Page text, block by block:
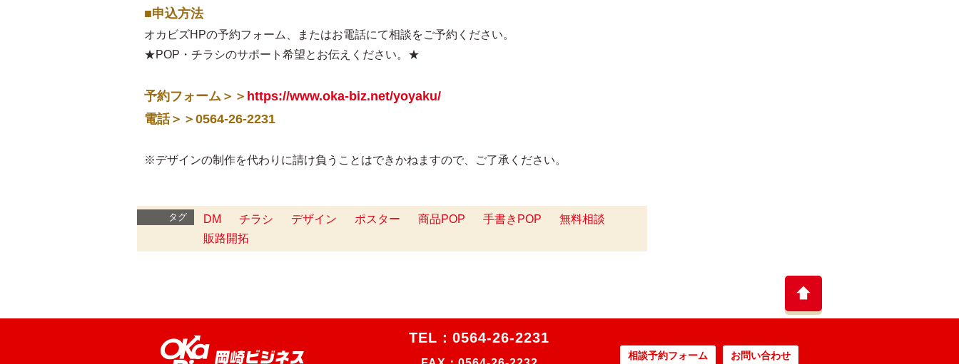
■申込方法
オカビズHPの予約フォーム、またはお電話にて相談をご予約ください。
★POP・チラシのサポート希望とお伝えください。★
予約フォーム＞＞ https://www.oka-biz.net/yoyaku/
電話＞＞0564-26-2231
※デザインの制作を代わりに請け負うことはできかねますので、ご了承ください。
タグ DM チラシ デザイン ポスター 商品POP 手書きPOP
無料相談
販路開拓
TEL：0564-26-2231
相談予約フォーム お問い合わせ